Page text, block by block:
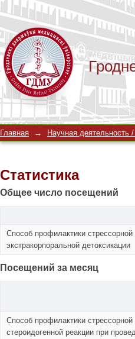
Статистика
Главная → Научная деятельность
Статистика
Общее число посещений
Способ профилактики
экстракорпоральной детоксикации
Посещений за месяц
Способ профилактики стрессорной
стероидогенной реакции при